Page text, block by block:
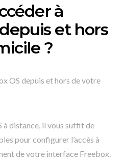
à
et hors
?
OS depuis et hors de votre
à distance, il vous suffit de
pour configurer l’accès à
de votre interface Freebox.